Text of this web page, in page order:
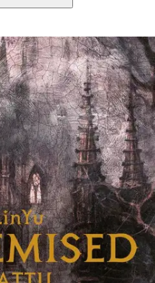
nainen. Sodan ja
Mies, jonka tavoite on paljastaa
et ole ennallasi. Pitkä,
pitävät valtaa eläviä kuolleita
nuori alkemisti ja
– hän on menettänyt
ja hänen muistonsa sodan
ovat pyyhkiytyneet pois. Vai
Helena uhka uudelle
selvittämään kylmä,
synkässä kartanossaan Helena
ja säilyttääkseen
myös hänen vangitsijallaan on
Helenan on saatava selville,